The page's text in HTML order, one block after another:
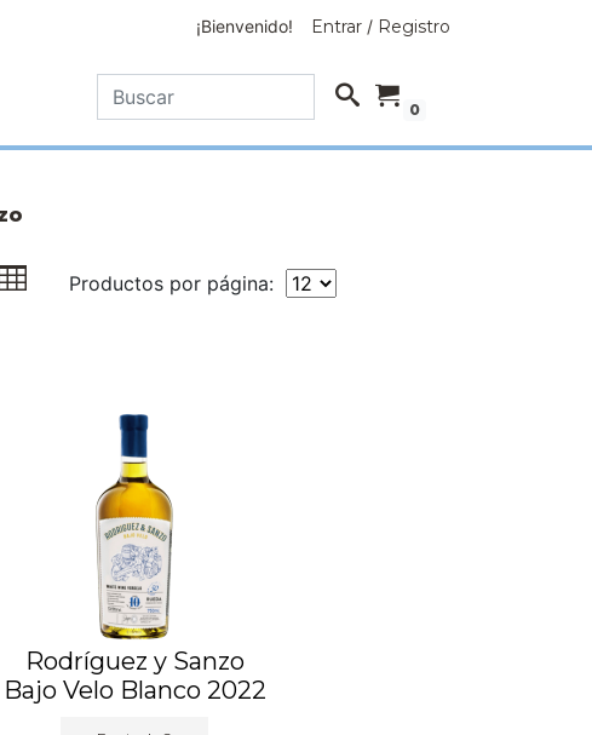
¡Bienvenido! Entrar / Registro
0
Productos por página:
Rodríguez y Sanzo
Bajo Velo Blanco 2022